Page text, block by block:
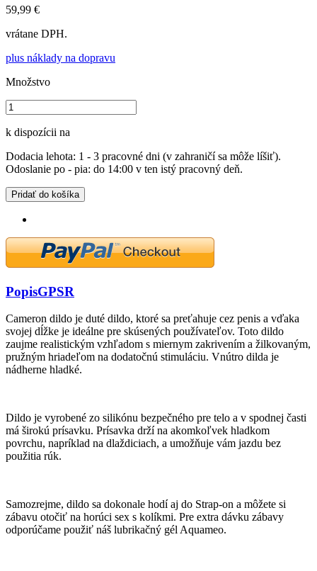
59,99 €
vrátane DPH.
plus náklady na dopravu
Množstvo
k dispozícii na
Dodacia lehota: 1 - 3 pracovné dni (v zahraničí sa môže líšiť).
Odoslanie po - pia: do 14:00 v ten istý pracovný deň.
Pridať do košíka
PopisGPSR
Cameron dildo je duté dildo, ktoré sa preťahuje cez penis a vďaka
svojej dĺžke je ideálne pre skúsených používateľov. Toto dildo
zaujme realistickým vzhľadom s miernym zakrivením a žilkovaným,
pružným hriadeľom na dodatočnú stimuláciu. Vnútro dilda je
nádherne hladké.
Dildo je vyrobené zo silikónu bezpečného pre telo a v spodnej časti
má širokú prísavku. Prísavka drží na akomkoľvek hladkom
povrchu, napríklad na dlaždiciach, a umožňuje vám jazdu bez
použitia rúk.
Samozrejme, dildo sa dokonale hodí aj do Strap-on a môžete si
zábavu otočiť na horúci sex s kolíkmi. Pre extra dávku zábavy
odporúčame použiť náš lubrikačný gél Aquameo.